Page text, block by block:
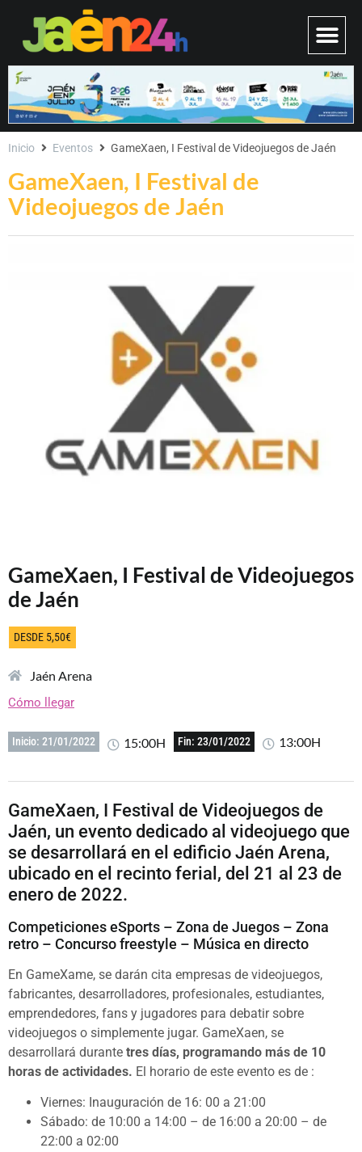
GameXaen, I Festival de
Videojuegos de Jaén
Inicio Eventos GameXaen, I Festival de Videojuegos de Jaén
GameXaen, I Festival de Videojuegos
de Jaén
DESDE 5,50€
Jaén Arena
Cómo llegar
Inicio: 21/01/2022 15:00H Fin: 23/01/2022 13:00H
GameXaen, I Festival de Videojuegos de
Jaén, un evento dedicado al videojuego que
se desarrollará en el edificio Jaén Arena,
ubicado en el recinto ferial, del 21 al 23 de
enero de 2022.
Competiciones eSports – Zona de Juegos – Zona
retro – Concurso freestyle – Música en directo
En GameXame, se darán cita empresas de videojuegos,
fabricantes, desarrolladores, profesionales, estudiantes,
emprendedores, fans y jugadores para debatir sobre
videojuegos o simplemente jugar. GameXaen, se
desarrollará durante tres días, programando más de 10
horas de actividades. El horario de este evento es de :
Viernes: Inauguración de 16: 00 a 21:00
Sábado: de 10:00 a 14:00 – de 16:00 a 20:00 – de
22:00 a 02:00